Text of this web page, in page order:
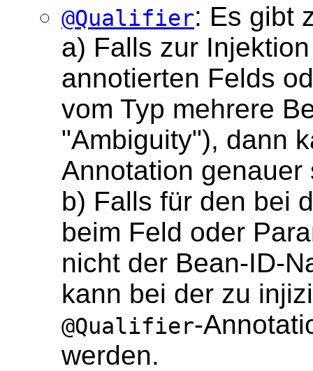
@Qualifier: Es gibt
a) Falls zur
annotierten Felds
vom Typ mehrere
"Ambiguity"), dann
Annotation
b) Falls für den bei
beim Feld oder
nicht der Bean-ID-
kann bei der zu
@Qualifier-
werden.